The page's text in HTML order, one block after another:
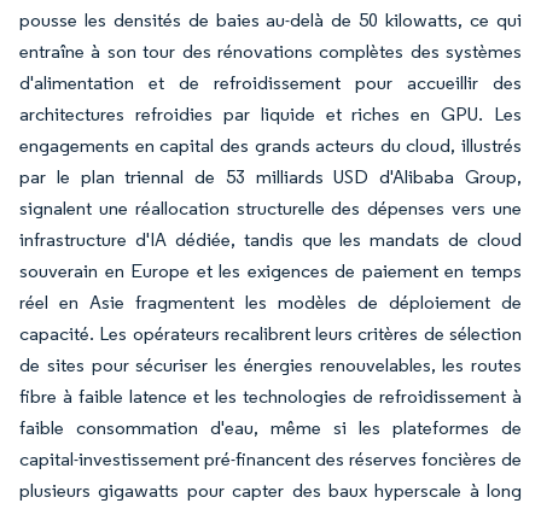
pousse les densités de baies au-delà de 50 kilowatts, ce qui
entraîne à son tour des rénovations complètes des systèmes
d'alimentation et de refroidissement pour accueillir des
architectures refroidies par liquide et riches en GPU. Les
engagements en capital des grands acteurs du cloud, illustrés
par le plan triennal de 53 milliards USD d'Alibaba Group,
signalent une réallocation structurelle des dépenses vers une
infrastructure d'IA dédiée, tandis que les mandats de cloud
souverain en Europe et les exigences de paiement en temps
réel en Asie fragmentent les modèles de déploiement de
capacité. Les opérateurs recalibrent leurs critères de sélection
de sites pour sécuriser les énergies renouvelables, les routes
fibre à faible latence et les technologies de refroidissement à
faible consommation d'eau, même si les plateformes de
capital-investissement pré-financent des réserves foncières de
plusieurs gigawatts pour capter des baux hyperscale à long